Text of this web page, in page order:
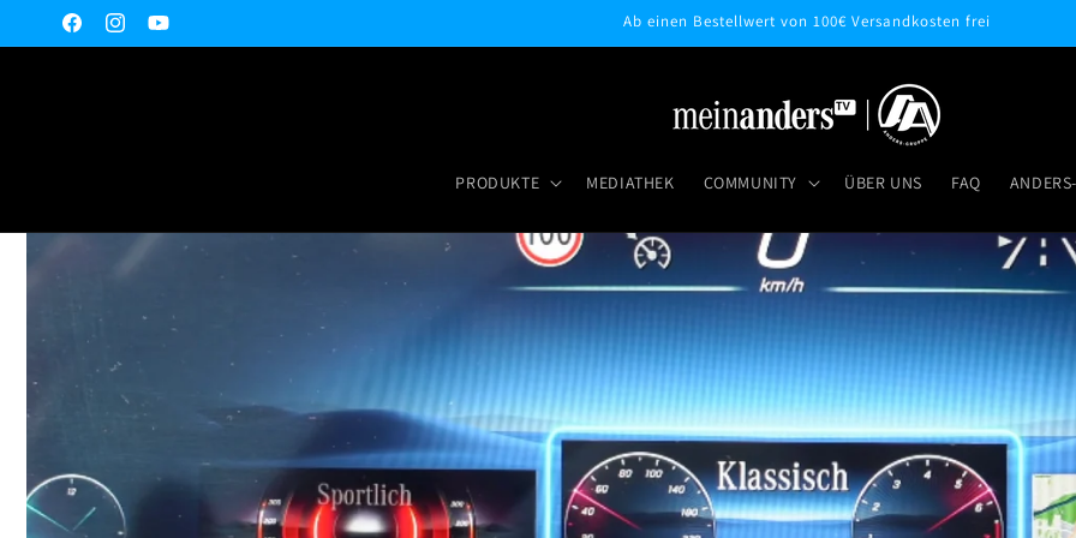
zum
Inhalt
FacebookInstagramYouTube
Ab einen Bestellwert von 100€ Versandkosten frei
PRODUKTE MEDIATHEK COMMUNITY ÜBER UNS FAQ